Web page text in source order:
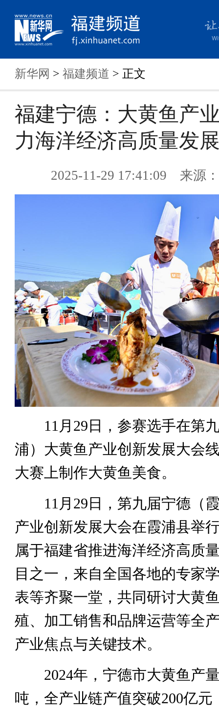
新华网 > 福建频道 > 正文
福建宁德：大黄鱼产
力海洋经济高质量发
2025-11-29 17:41:09 来源
11月29日，参赛选手在第
浦）大黄鱼产业创新发展大会
大赛上制作大黄鱼美食。
11月29日，第九届宁德（
产业创新发展大会在霞浦县举
属于福建省推进海洋经济高质
目之一，来自全国各地的专家
表等齐聚一堂，共同研讨大黄
殖、加工销售和品牌运营等全
产业焦点与关键技术。
2024年，宁德市大黄鱼产量
吨，全产业链产值突破200亿元